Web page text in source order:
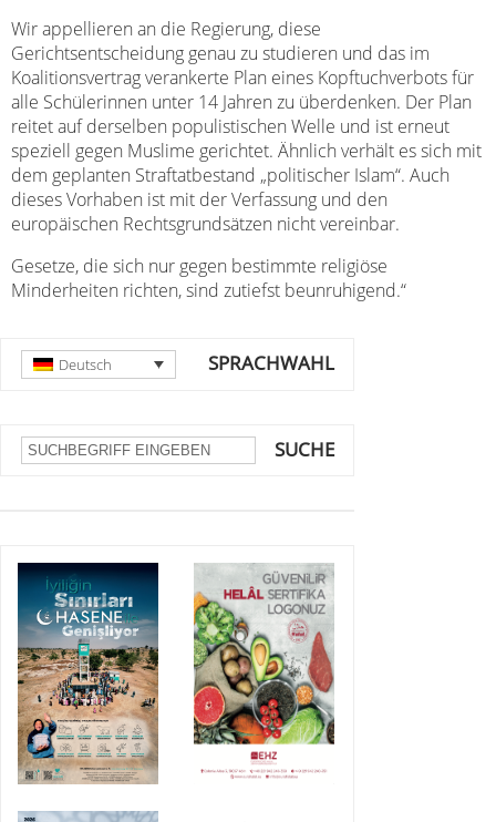
Wir appellieren an die Regierung, diese
Gerichtsentscheidung genau zu studieren und das im
Koalitionsvertrag verankerte Plan eines Kopftuchverbots für
alle Schülerinnen unter 14 Jahren zu überdenken. Der Plan
reitet auf derselben populistischen Welle und ist erneut
speziell gegen Muslime gerichtet. Ähnlich verhält es sich mit
dem geplanten Straftatbestand „politischer Islam“. Auch
dieses Vorhaben ist mit der Verfassung und den
europäischen Rechtsgrundsätzen nicht vereinbar.
Gesetze, die sich nur gegen bestimmte religiöse
Minderheiten richten, sind zutiefst beunruhigend.“
SPRACHWAHL
Deutsch
SUCHE